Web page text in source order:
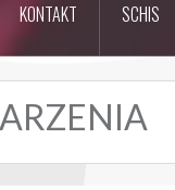
KONTAKT SCHIS